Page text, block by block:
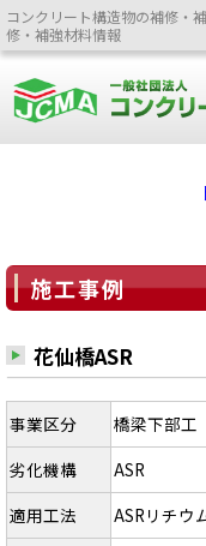
コンクリート構造物の補修・
修・補強材料情報
施工事例
花仙橋ASR
事業区分
橋梁下部工
劣化機構
ASR
適用工法
ASRリチウ